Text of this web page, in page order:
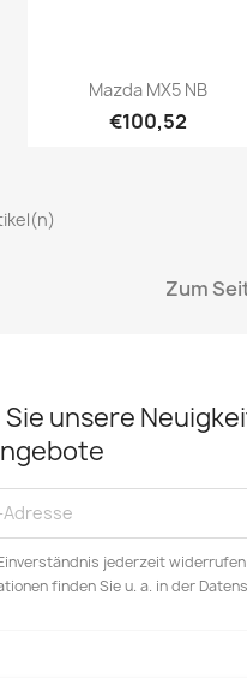
Mazda MX5 NB
€100,52
Zum
unsere
jederzeit
finden Sie u. a. in der